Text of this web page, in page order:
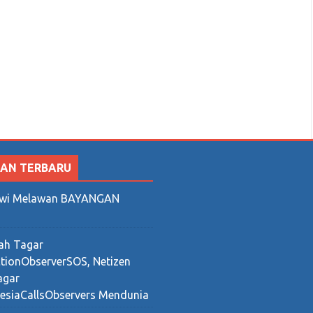
untuk Prabowo Sandi
TERBARU
Melawan BAYANGAN
Tagar
Netizen
Mendunia